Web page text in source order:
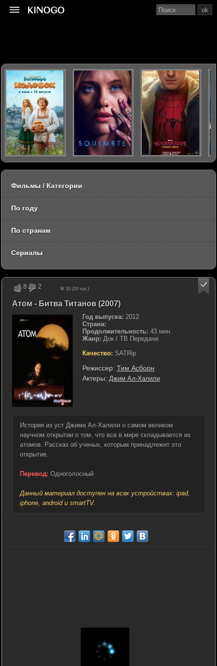
8 2 8/ 10 (10 гол.)
Атом - Битва Титанов (2007)
Год выпуска: 2012
Страна:
Продолжительность: 43 мин.
Жанр: Док / ТВ Передачи
Качество: SATRip
Режиссер: Тим Асборн
Актеры: Джим Ал-Халили
История из уст Джима Ал-Халили о самом великом
научном открытии о том, что все в мире складывается из
атомов. Рассказ об ученых, которым принадлежит это
открытие.
Перевод: Одноголосный
Данный материал доступен на всех устройствах: ipad,
iphone, android и smartTV.
ok
Фильмы / Категории
По году
По странам
Сериалы